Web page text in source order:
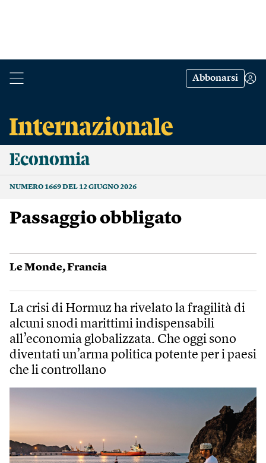
Abbonarsi
Economia
NUMERO 1669 DEL 12 GIUGNO 2026
Passaggio obbligato
Le Monde,Francia
La crisi di Hormuz ha rivelato la fragilità di
alcuni snodi marittimi indispensabili
all’economia globalizzata. Che oggi sono
diventati un’arma politica potente per i paesi
che li controllano